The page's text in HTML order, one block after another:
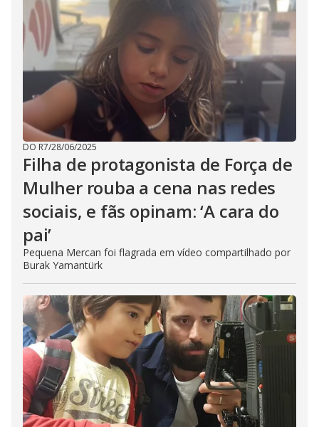
DO R7/28/06/2025
Filha de protagonista de Força de
Mulher rouba a cena nas redes
sociais, e fãs opinam: ‘A cara do
pai’
Pequena Mercan foi flagrada em vídeo compartilhado por
Burak Yamantürk